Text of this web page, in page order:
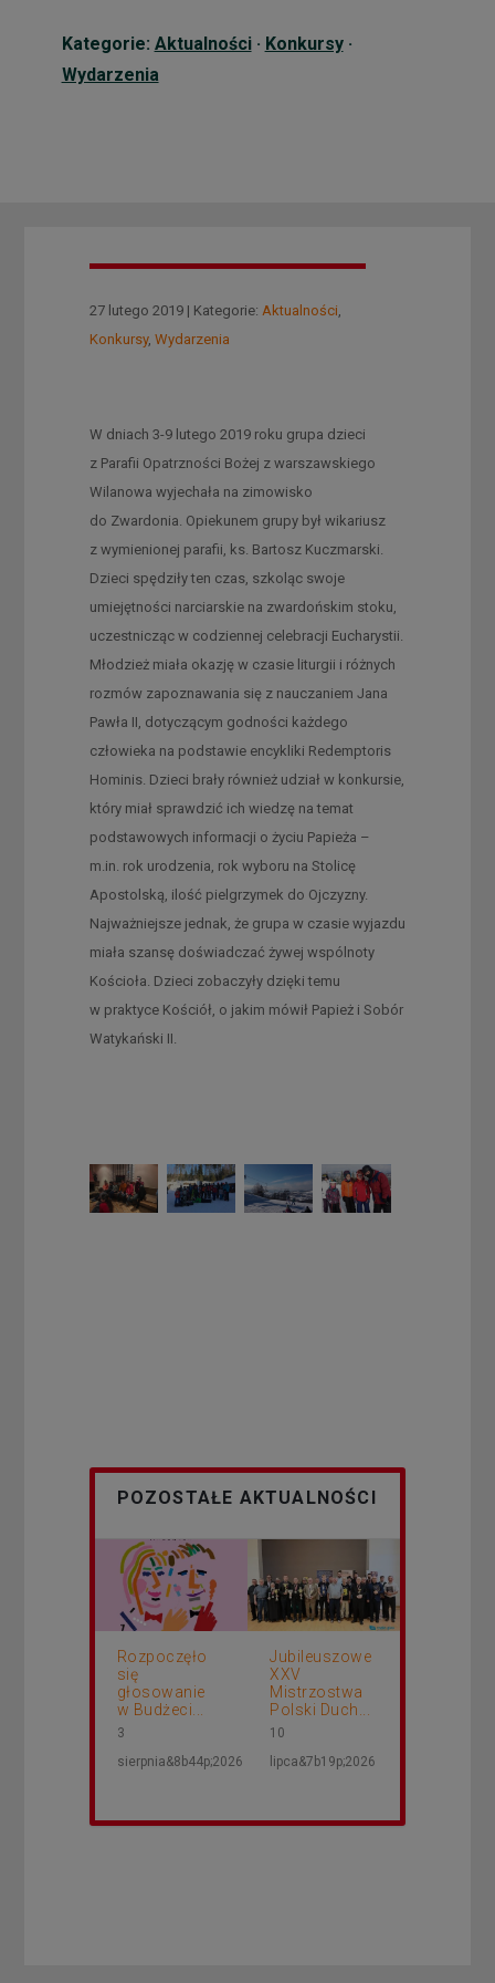
Kategorie: Aktualności· Konkursy·
Wydarzenia
27 lutego 2019 | Kategorie: Aktualności
Konkursy, Wydarzenia
W dniach 3-9 lutego 2019 roku grupa dzieci
z Parafii Opatrzności Bożej z warszawskiego
Wilanowa wyjechała na zimowisko
do Zwardonia. Opiekunem grupy był wikariusz
z wymienionej parafii, ks. Bartosz Kuczmarski.
Dzieci spędziły ten czas, szkoląc swoje
umiejętności narciarskie na zwardońskim stoku,
uczestnicząc w codziennej celebracji Eucharystii.
Młodzież miała okazję w czasie liturgii i różnych
rozmów zapoznawania się z nauczaniem Jana
Pawła II, dotyczącym godności każdego
człowieka na podstawie encykliki Redemptoris
Hominis. Dzieci brały również udział w konkursie,
który miał sprawdzić ich wiedzę na temat
podstawowych informacji o życiu Papieża –
m.in. rok urodzenia, rok wyboru na Stolicę
Apostolską, ilość pielgrzymek do Ojczyzny.
Najważniejsze jednak, że grupa w czasie wyjazdu
miała szansę doświadczać żywej wspólnoty
Kościoła. Dzieci zobaczyły dzięki temu
w praktyce Kościół, o jakim mówił Papież i Sobór
Watykański II.
POZOSTAŁE AKTUALNOŚCI
Rozpoczęło
się
głosowanie
w Budżeci...
3
sierpnia&8b44p;2026
Jubileuszowe
XXV
Mistrzostwa
Polski Duch...
10
lipca&7b19p;2026